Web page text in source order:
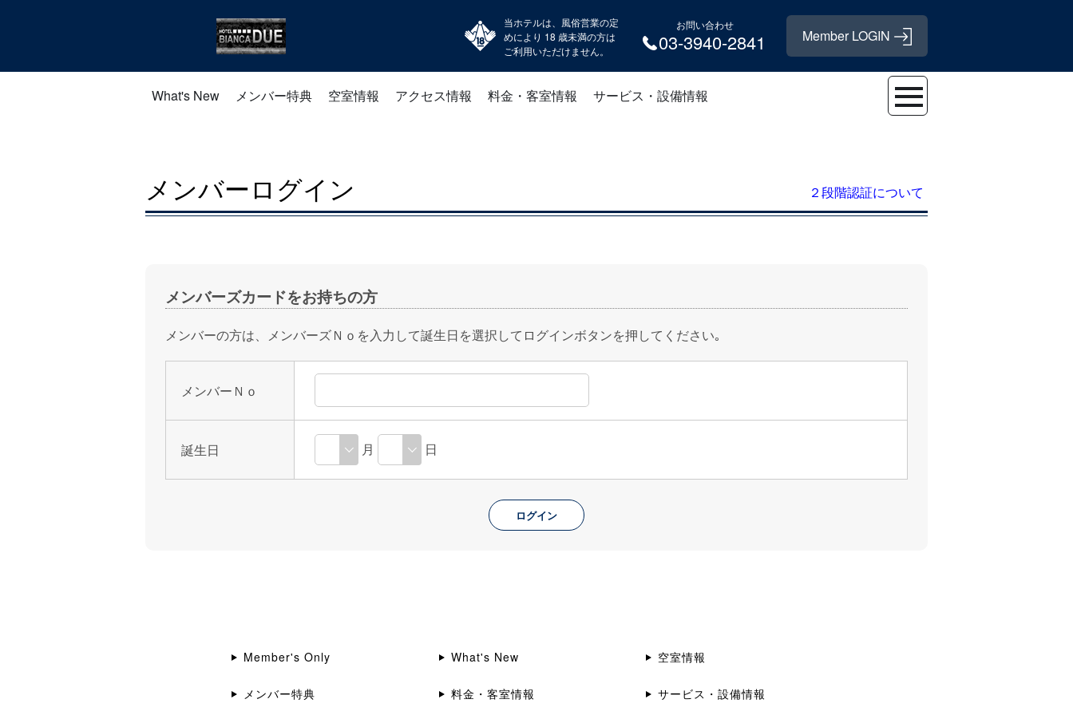
当ホテルは、風俗営業の定
めにより 18 歳未満の方は
ご利用いただけません。
お問い合わせ
03-3940-2841
What's New メンバー特典 空室情報 アクセス情報 料金・客室情報 サービス・設備情報
メンバーログイン ２段階認証について
メンバーズカードをお持ちの方
メンバーの方は、メンバーズＮｏを入力して誕生日を選択してログインボタンを押してください｡
メンバーＮｏ
誕生日 月 日
Member's Only What's New 空室情報
メンバー特典 料金・客室情報 サービス・設備情報